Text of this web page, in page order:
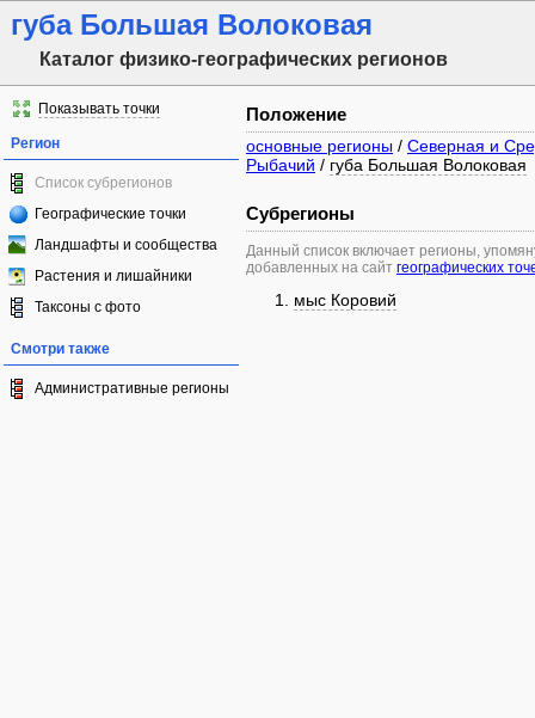
губа Большая Волоковая
Каталог физико-географических регионов
Показывать точки
Регион
Список субрегионов
Географические точки
Ландшафты и сообщества
Растения и лишайники
Таксоны с фото
Смотри также
Административные регионы
Положение
основные регионы / Северная и
Рыбачий / губа Большая Волоковая
Субрегионы
Данный список включает регионы,
добавленных на сайт географических
мыс Коровий